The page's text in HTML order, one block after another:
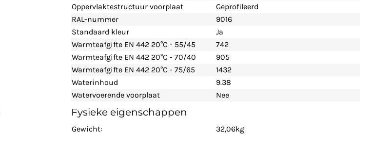
Oppervlaktestructuur voorplaat
Geprofileerd
RAL-nummer
9016
Standaard kleur
Ja
Warmteafgifte EN 442 20°C - 55/45
742
Warmteafgifte EN 442 20°C - 70/40
905
Warmteafgifte EN 442 20°C - 75/65
1432
Waterinhoud
9.38
Watervoerende voorplaat
Nee
Fysieke eigenschappen
Gewicht: 32,06kg